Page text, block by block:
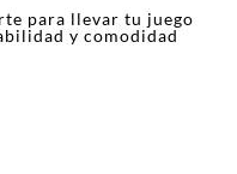
para llevar tu juego
y comodidad